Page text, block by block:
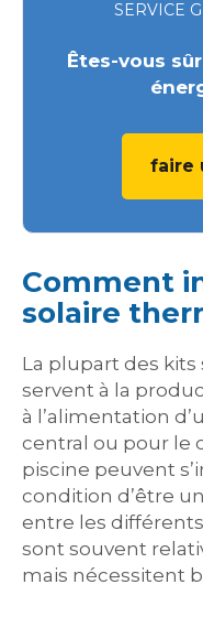
SERVICE
Êtes-vous
faire
Comment
solaire
La plupart des kits
servent à la
à l’alimentation
central ou pour le
piscine peuvent
condition d’être
entre les
sont souvent
mais nécessitent